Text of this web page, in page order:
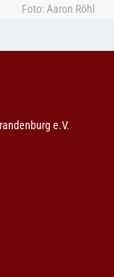
Foto: Aaron Röhl
e.V.